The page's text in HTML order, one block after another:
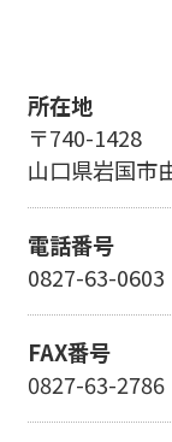
所在地
〒740-1428
山口県岩国市
電話番号
0827-63-0603
FAX番号
0827-63-2786